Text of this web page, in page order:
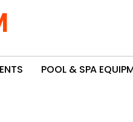
POOL & SPA